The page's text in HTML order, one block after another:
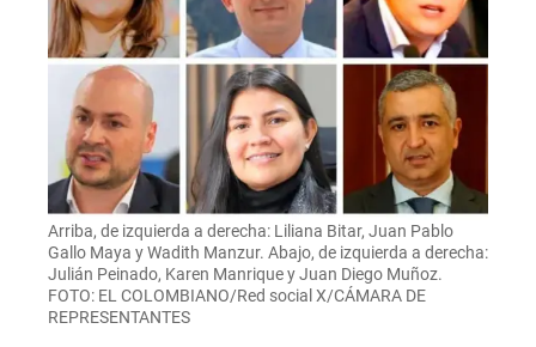
Arriba, de izquierda a derecha: Liliana Bitar, Juan Pablo
Gallo Maya y Wadith Manzur. Abajo, de izquierda a derecha:
Julián Peinado, Karen Manrique y Juan Diego Muñoz.
FOTO: EL COLOMBIANO/Red social X/CÁMARA DE
REPRESENTANTES